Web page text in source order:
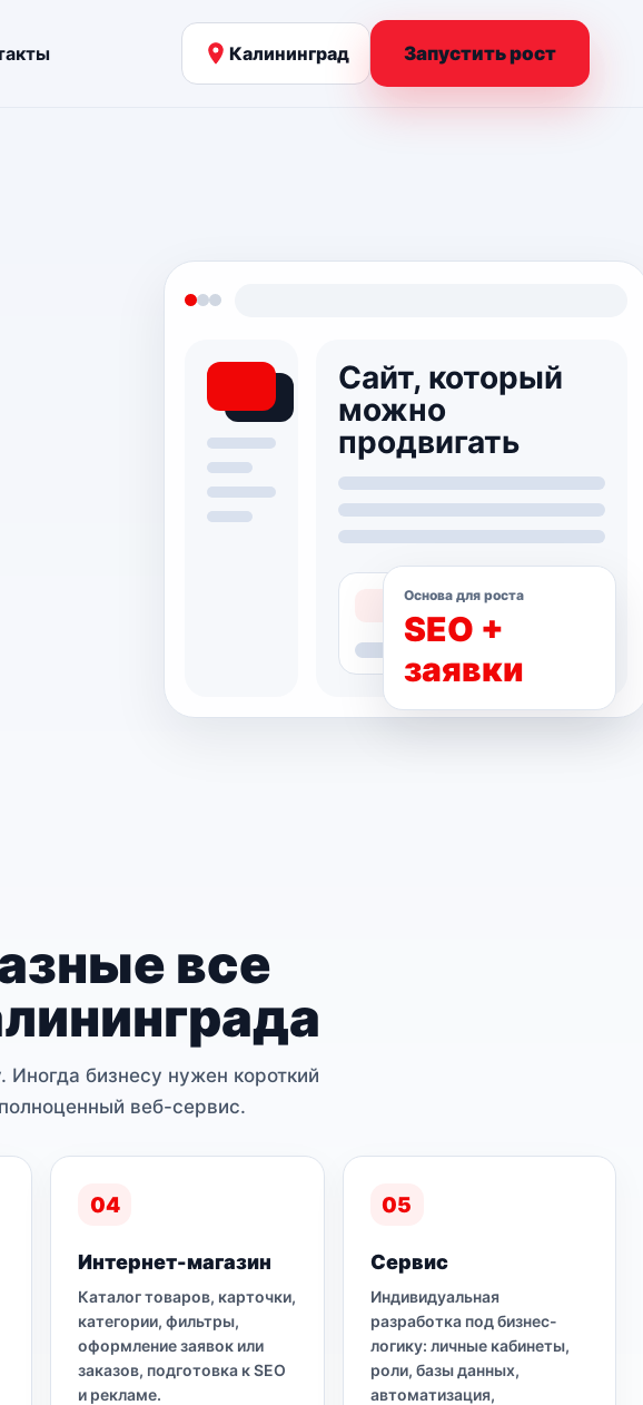
Калининград Запустить рост
Сайт, который
можно
продвигать
Основа для роста
SEO +
заявки
все
бизнесу нужен короткий
веб-сервис.
04
Интернет-магазин
Каталог товаров, карточки,
категории, фильтры,
оформление заявок или
заказов, подготовка к SEO
и рекламе.
05
Сервис
Индивидуальная
разработка под бизнес-
логику: личные кабинеты,
роли, базы данных,
автоматизация,